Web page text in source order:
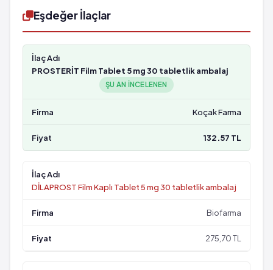
Eşdeğer İlaçlar
PROSTERİT Film Tablet 5 mg 30 tabletlik ambalaj
ŞU AN INCELENEN
Koçak Farma
132.57 TL
DİLAPROST Film Kaplı Tablet 5 mg 30 tabletlik ambalaj
Biofarma
275,70 TL